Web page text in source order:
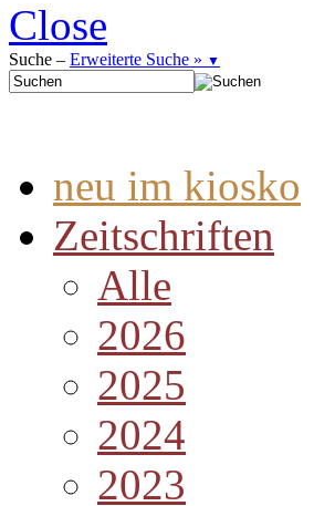
Close
Suche – Erweiterte Suche » ▼
neu im kiosko
Zeitschriften
Alle
2026
2025
2024
2023